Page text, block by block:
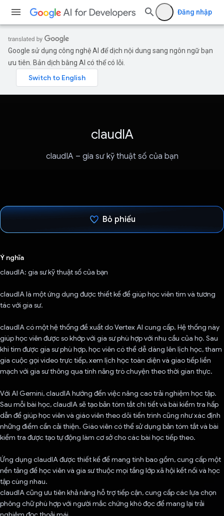
Đăng nhập
Google sử dụng công nghệ AI để dịch nội dung sang ngôn ngữ bạn
ưu tiên. Bản dịch bằng AI có thể có lỗi.
claudIA
claudIA – gia sư kỹ thuật số của bạn
Bỏ phiếu
Ý nghĩa
claudIA: gia sư kỹ thuật số của bạn
claudIA là một ứng dụng được thiết kế để giúp học viên tìm và tương
tác với gia sư.
claudIA có một hệ thống đề xuất do Vertex AI cung cấp. Hệ thống này
giúp học viên được so khớp với gia sư phù hợp với nhu cầu của họ. Sau
khi tìm được gia sư phù hợp, học viên có thể dễ dàng lên lịch học, tham
gia cuộc gọi video trực tiếp, xem lịch học toàn diện và giao tiếp liền
mạch với gia sư thông qua tính năng trò chuyện theo thời gian thực.
Với AI Gemini, claudIA hướng đến việc nâng cao trải nghiệm học tập.
Sau mỗi bài học, claudIA sẽ tạo bản tóm tắt chi tiết và bài kiểm tra hấp
dẫn để giúp học viên và giáo viên theo dõi tiến trình cũng như xác định
những điểm cần cải thiện. Giáo viên có thể sử dụng bản tóm tắt và bài
kiểm tra được tạo tự động làm cơ sở cho các bài học tiếp theo.
Ứng dụng claudIA được thiết kế để mang tính bao gồm, cung cấp một
nền tảng để học viên và gia sư thuộc mọi tầng lớp xã hội kết nối và học
tập cùng nhau.
claudIA cũng ưu tiên khả năng hỗ trợ tiếp cận, cung cấp các lựa chọn
phông chữ phù hợp với người mắc chứng khó đọc để mang lại trải